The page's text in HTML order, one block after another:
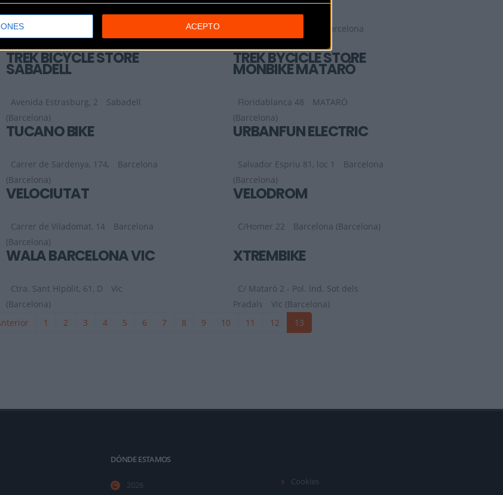
ACEPTO
Avda Francesc Macia, 105
Olesa de
Montserrat (Barcelona)
Barcelona
TREK BICYCLE STORE
SABADELL
Avenida Estrasburg, 2
Sabadell
(Barcelona)
TREK BYCICLE STORE
MONBIKE MATARÓ
Floridablanca 48
MATARÓ
(Barcelona)
TUCANO BIKE
Carrer de Sardenya, 174,
Barcelona
(Barcelona)
URBANFUN ELECTRIC
Salvador Espriu 81, loc 1
Barcelona
(Barcelona)
VELOCIUTAT
Carrer de Viladomat, 14
Barcelona
(Barcelona)
VELODROM
C/Homer 22 Barcelona (Barcelona)
WALA BARCELONA VIC
Ctra. Sant Hipòlit, 61, D
Vic
(Barcelona)
XTREMBIKE
C/ Mataró 2 - Pol. Ind. Sot dels
Pradals
Vic (Barcelona)
1 2 3 4 5 6 7 8 9 10 11 12 13
DÓNDE ESTAMOS
2026
Cookies